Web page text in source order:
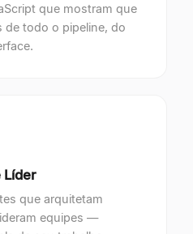
que mostram que
de todo o pipeline, do
Líder
que arquitetam
equipes —